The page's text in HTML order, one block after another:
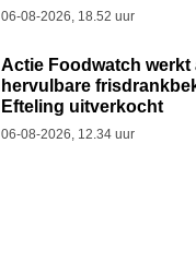
06-08-2026, 18.52 uur
Actie Foodwatch werkt
hervulbare
Efteling uitverkocht
06-08-2026, 12.34 uur